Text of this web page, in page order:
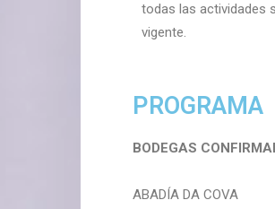
todas las actividades
vigente.
PROGRAMA
BODEGAS
ABADÍA DA COVA